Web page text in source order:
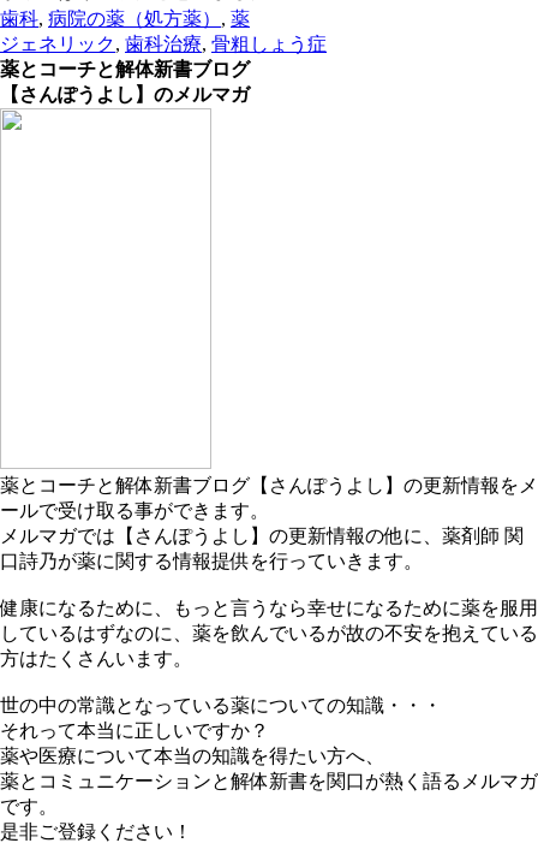
歯科, 病院の薬（処方薬） , 薬
ジェネリック, 歯科治療, 骨粗しょう症
薬とコーチと解体新書ブログ
【さんぽうよし】のメルマガ
薬とコーチと解体新書ブログ【さんぽうよし】の更新情報をメ
ールで受け取る事ができます。
メルマガでは【さんぽうよし】の更新情報の他に、薬剤師 関
口詩乃が薬に関する情報提供を行っていきます。
健康になるために、もっと言うなら幸せになるために薬を服用
しているはずなのに、薬を飲んでいるが故の不安を抱えている
方はたくさんいます。
世の中の常識となっている薬についての知識・・・
それって本当に正しいですか？
薬や医療について本当の知識を得たい方へ、
薬とコミュニケーションと解体新書を関口が熱く語るメルマガ
です。
是非ご登録ください！